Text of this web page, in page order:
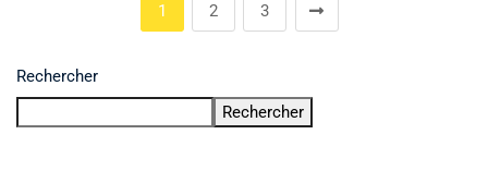
1 2 3
Rechercher
Rechercher